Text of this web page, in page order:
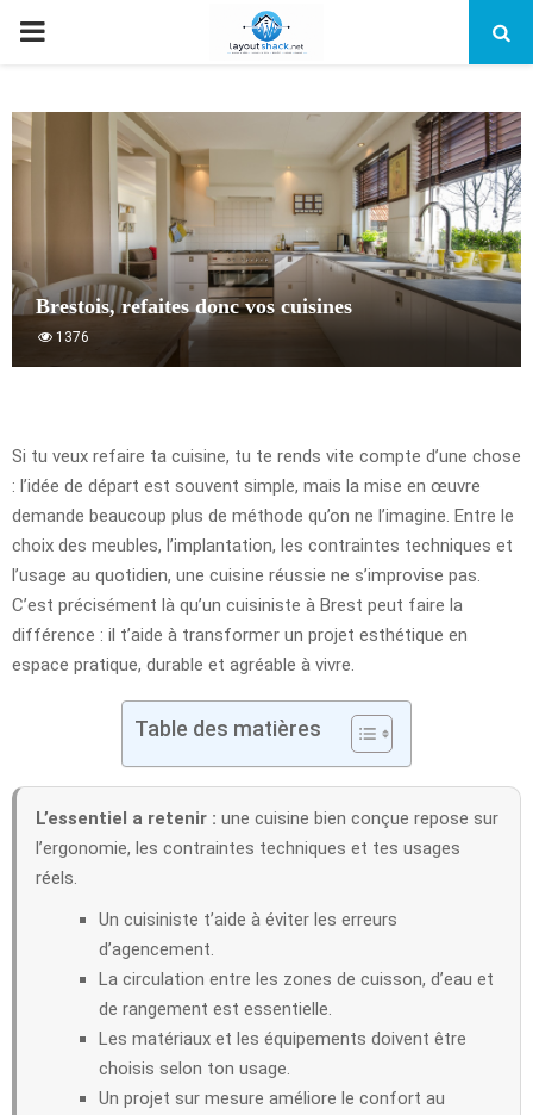
PRIMARY
Brestois, refaites donc vos cuisines
1376
Si tu veux refaire ta cuisine, tu te rends vite compte d’une chose
: l’idée de départ est souvent simple, mais la mise en œuvre
demande beaucoup plus de méthode qu’on ne l’imagine. Entre le
choix des meubles, l’implantation, les contraintes techniques et
l’usage au quotidien, une cuisine réussie ne s’improvise pas.
C’est précisément là qu’un cuisiniste à Brest peut faire la
différence : il t’aide à transformer un projet esthétique en
espace pratique, durable et agréable à vivre.
Table des matières
L’essentiel a retenir : une cuisine bien conçue repose sur
l’ergonomie, les contraintes techniques et tes usages
réels.
Un cuisiniste t’aide à éviter les erreurs
d’agencement.
La circulation entre les zones de cuisson, d’eau et
de rangement est essentielle.
Les matériaux et les équipements doivent être
choisis selon ton usage.
Un projet sur mesure améliore le confort au